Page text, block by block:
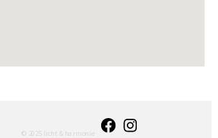
© 2025 licht & harmonie